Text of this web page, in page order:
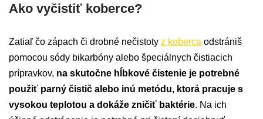
Ako vyčistiť koberce?
Zatiaľ čo zápach či drobné nečistoty z koberca odstrániš
pomocou sódy bikarbóny alebo špeciálnych čistiacich
prípravkov, na skutočne hĺbkové čistenie je potrebné
použiť parný čistič alebo inú metódu, ktorá pracuje s
vysokou teplotou a dokáže zničiť baktérie. Na ich